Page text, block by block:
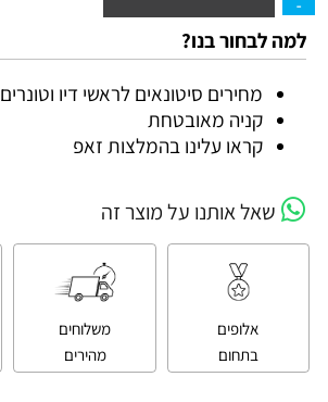
למה לבחור בנו?
מחירים סיטונאים לראשי דיו וטונרים
קניה מאובטחת
קראו עלינו בהמלצות זאפ
שאל אותנו על מוצר זה
אלופים
בתחום
משלוחים
מהירים